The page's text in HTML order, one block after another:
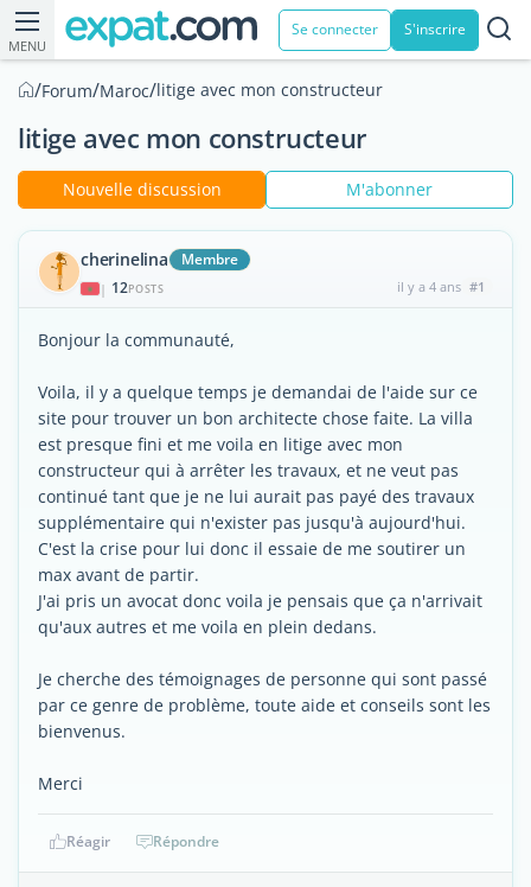
MENU
Se connecter S'inscrire
/Forum/Maroc/litige avec mon constructeur
litige avec mon constructeur
Nouvelle discussion M'abonner
cherinelina Membre
| 12POSTS il y a 4 ans #1
Bonjour la communauté,
Voila, il y a quelque temps je demandai de l'aide sur ce
site pour trouver un bon architecte chose faite. La villa
est presque fini et me voila en litige avec mon
constructeur qui à arrêter les travaux, et ne veut pas
continué tant que je ne lui aurait pas payé des travaux
supplémentaire qui n'exister pas jusqu'à aujourd'hui.
C'est la crise pour lui donc il essaie de me soutirer un
max avant de partir.
J'ai pris un avocat donc voila je pensais que ça n'arrivait
qu'aux autres et me voila en plein dedans.
Je cherche des témoignages de personne qui sont passé
par ce genre de problème, toute aide et conseils sont les
bienvenus.
Merci
Réagir Répondre